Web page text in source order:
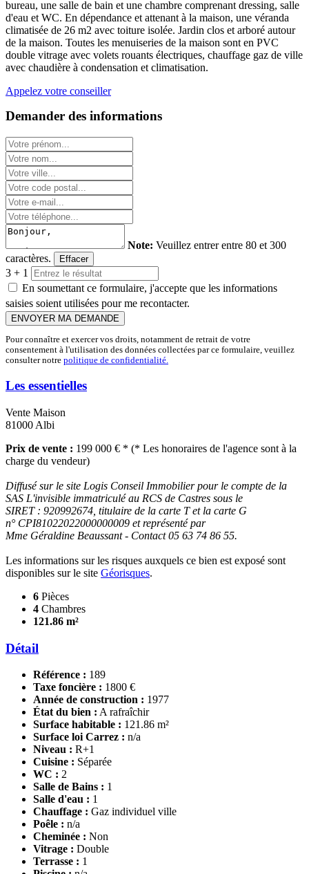
bureau, une salle de bain et une chambre comprenant dressing, salle
d'eau et WC. En dépendance et attenant à la maison, une véranda
climatisée de 26 m2 avec toiture isolée. Jardin clos et arboré autour
de la maison. Toutes les menuiseries de la maison sont en PVC
double vitrage avec volets rouants électriques, chauffage gaz de ville
avec chaudière à condensation et climatisation.
Appelez votre conseiller
Demander des informations
Note: Veuillez entrer entre 80 et 300
caractères.
Effacer
3 + 1
En soumettant ce formulaire, j'accepte que les informations
saisies soient utilisées pour me recontacter.
ENVOYER MA DEMANDE
Pour connaître et exercer vos droits, notamment de retrait de votre
consentement à l'utilisation des données collectées par ce formulaire, veuillez
consulter notre politique de confidentialité.
Les essentielles
Vente Maison
81000 Albi
Prix de vente : 199 000 € * (* Les honoraires de l'agence sont à la
charge du vendeur)
Diffusé sur le site Logis Conseil Immobilier pour le compte de la
SAS L'invisible immatriculé au RCS de Castres sous le
SIRET : 920992674, titulaire de la carte T et la carte G
n° CPI81022022000000009 et représenté par
Mme Géraldine Beaussant - Contact 05 63 74 86 55.
Les informations sur les risques auxquels ce bien est exposé sont
disponibles sur le site Géorisques.
6 Pièces
4 Chambres
121.86 m²
Détail
Référence : 189
Taxe foncière : 1800 €
Année de construction : 1977
État du bien : A rafraîchir
Surface habitable : 121.86 m²
Surface loi Carrez : n/a
Niveau : R+1
Cuisine : Séparée
WC : 2
Salle de Bains : 1
Salle d'eau : 1
Chauffage : Gaz individuel ville
Poêle : n/a
Cheminée : Non
Vitrage : Double
Terrasse : 1